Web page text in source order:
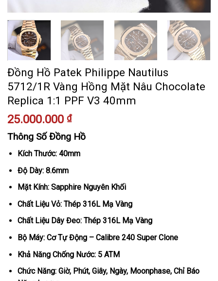
Đồng Hồ Patek Philippe Nautilus
5712/1R Vàng Hồng Mặt Nâu Chocolate
Replica 1:1 PPF V3 40mm
25.000.000 ₫
Thông Số Đồng Hồ
Kích Thước: 40mm
Độ Dày: 8.6mm
Mặt Kính: Sapphire Nguyên Khối
Chất Liệu Vỏ: Thép 316L Mạ Vàng
Chất Liệu Dây Đeo: Thép 316L Mạ Vàng
Bộ Máy: Cơ Tự Động – Calibre 240 Super Clone
Khả Năng Chống Nước: 5 ATM
Chức Năng: Giờ, Phút, Giây, Ngày, Moonphase, Chỉ Báo